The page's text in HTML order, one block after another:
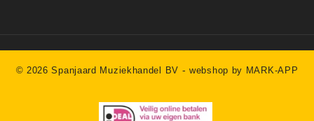
© 2026 Spanjaard Muziekhandel BV -webshop by MARK-APP